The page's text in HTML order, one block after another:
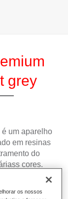
grey
um aparelho
em resinas
do
cores.
os nossos